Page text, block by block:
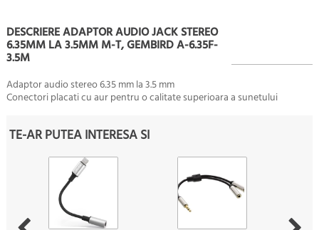
DESCRIERE ADAPTOR AUDIO JACK STEREO
6.35MM LA 3.5MM M-T, GEMBIRD A-6.35F-
3.5M
Adaptor audio stereo 6.35 mm la 3.5 mm
Conectori placati cu aur pentru o calitate superioara a sunetului
TE-AR PUTEA INTERESA SI